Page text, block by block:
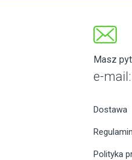
Masz
e-mail:
Dostawa
Regulamin
Polityka